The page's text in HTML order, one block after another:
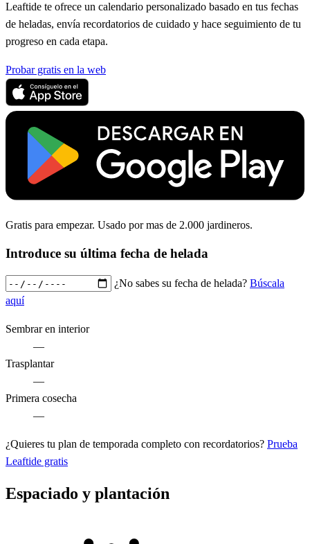
Leaftide te ofrece un calendario personalizado basado en tus fechas
de heladas, envía recordatorios de cuidado y hace seguimiento de tu
progreso en cada etapa.
Probar gratis en la web
Gratis para empezar. Usado por mas de 2.000 jardineros.
Introduce su última fecha de helada
¿No sabes su fecha de helada? Búscala
aquí
Sembrar en interior
—
Trasplantar
—
Primera cosecha
—
¿Quieres tu plan de temporada completo con recordatorios? Prueba
Leaftide gratis
Espaciado y plantación